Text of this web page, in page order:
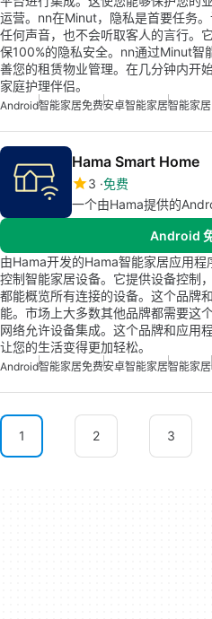
运营。nn在Minut，隐私是首要任务
任何声音，也不会听取客人的言行。
保100%的隐私安全。nn通过Minut智
善您的租赁物业管理。在几分钟内开
家庭护理伴侣。
Android智能家居免费安卓智能家居智能家居
Hama Smart Home
3 免费
一个由Hama提供的
Android
由Hama开发的Hama智能家居应用
控制智能家居设备。它提供设备控制
都能概览所有连接的设备。这个品牌
能。市场上大多数其他品牌都需要这
网络允许设备集成。这个品牌和应用
让您的生活变得更加轻松。
Android智能家居免费安卓智能家居智能家居
1 2 3